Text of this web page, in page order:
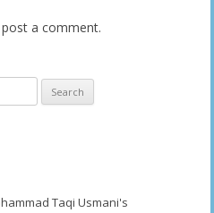
a comment.
Taqi Usmani's